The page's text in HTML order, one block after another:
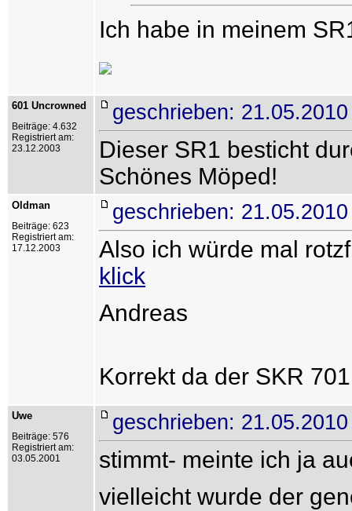
Ich habe in meinem
601 Uncrowned
Beiträge: 4.632
Registriert am:
23.12.2003
geschrieben:
Dieser SR1 besticht
Schönes Möped!
Oldman
Beiträge: 623
Registriert am:
17.12.2003
geschrieben:
Also ich würde mal
klick
Andreas
Korrekt da der SKR
Uwe
Beiträge: 576
Registriert am:
03.05.2001
geschrieben:
stimmt- meinte ich ja
vielleicht wurde der